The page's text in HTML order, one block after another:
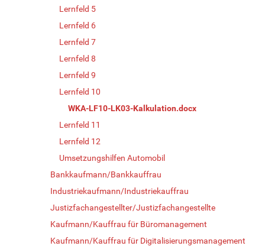
Lernfeld 5
Lernfeld 6
Lernfeld 7
Lernfeld 8
Lernfeld 9
Lernfeld 10
WKA-LF10-LK03-Kalkulation.docx
Lernfeld 11
Lernfeld 12
Umsetzungshilfen Automobil
Bankkaufmann/Bankkauffrau
Industriekaufmann/Industriekauffrau
Justizfachangestellter/Justizfachangestellte
Kaufmann/Kauffrau für Büromanagement
Kaufmann/Kauffrau für Digitalisierungsmanagement